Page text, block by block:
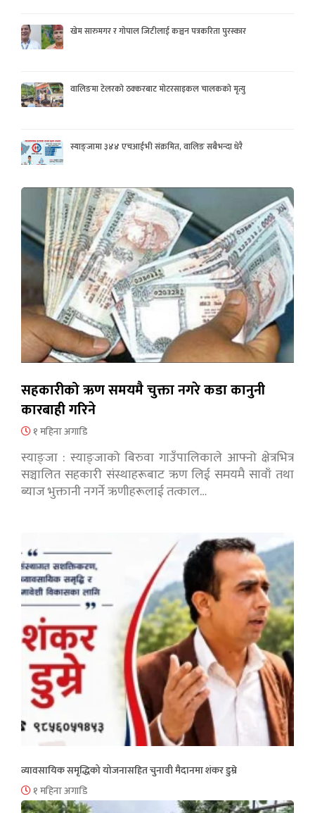
खेम सारुमगर र गोपाल जिटीलाई कञ्चन पत्रकरिता पुरस्कार
वालिङमा टेलरको ठक्करबाट मोटरसाइकल चालकको मृत्यु
स्याङ्जामा ३४४ एचआईभी संक्रमित, वालिङ सबैभन्दा धेरै
सहकारीको ऋण समयमै चुक्ता नगरे कडा कानुनी
कारबाही गरिने
१ महिना अगाडि
स्याङ्जा : स्याङ्जाको बिरुवा गाउँपालिकाले आफ्नो क्षेत्रभित्र
सञ्चालित सहकारी संस्थाहरूबाट ऋण लिई समयमै सावाँ तथा
ब्याज भुक्तानी नगर्ने ऋणीहरूलाई तत्काल…
व्यावसायिक समृद्धिको योजनासहित चुनावी मैदानमा शंकर डुम्रे
१ महिना अगाडि